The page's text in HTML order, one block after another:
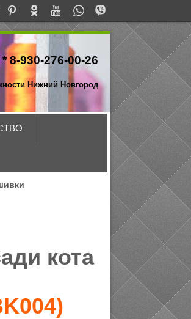
*8-930-276-00-26
Нижний Новгород
кота
)